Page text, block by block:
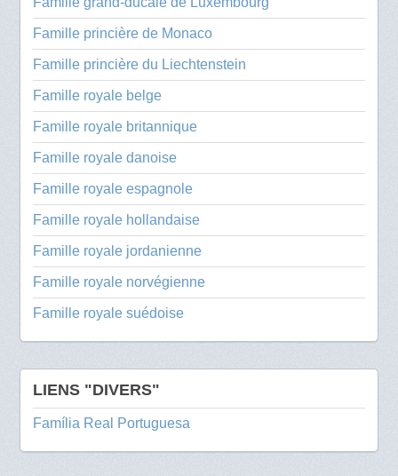
Famille princière de Monaco
Famille princière du Liechtenstein
Famille royale belge
Famille royale britannique
Famille royale danoise
Famille royale espagnole
Famille royale hollandaise
Famille royale jordanienne
Famille royale norvégienne
Famille royale suédoise
LIENS "DIVERS"
Família Real Portuguesa